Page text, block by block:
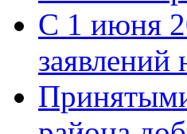
С 1 июня